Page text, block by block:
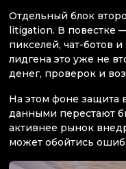
Отдельный блок
litigation. В повестке
пикселей, чат-ботов
лидгена это уже не
денег, проверок и
На этом фоне защита
данными перестают
активнее рынок
может обойтись